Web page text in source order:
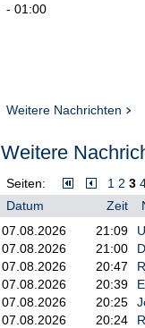
- 01:00
Weitere Nachrichten
Weitere
Seiten: 1 2 3
Datum
Zeit
07.08.2026
21:09
07.08.2026
21:00
07.08.2026
20:47
07.08.2026
20:39
07.08.2026
20:25
07.08.2026
20:24